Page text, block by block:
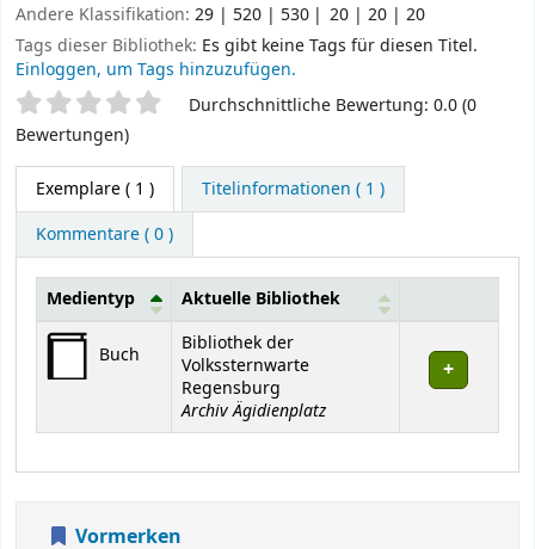
Andere Klassifikation: 29 | 520 | 530
20 | 20 | 20
Tags dieser Bibliothek: Es gibt keine Tags für diesen Titel.
Einloggen, um Tags hinzuzufügen.
SternchenbewertungDurchschnittliche Bewertung: 0.0 (0
Bewertungen)
Exemplare( 1 )
Titelinformationen ( 1 )
Kommentare ( 0 )
Exemplare
Medientyp Aktuelle Bibliothek
Buch
Bibliothek der
Volkssternwarte
Regensburg
Archiv Ägidienplatz
Vormerken